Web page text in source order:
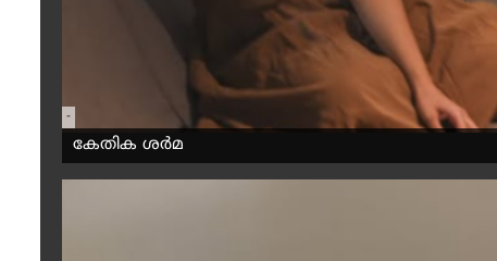
-
കേതിക ശർമ